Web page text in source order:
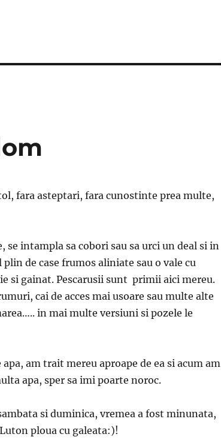
fara asteptari, fara cunostinte prea multe,
se intampla sa cobori sau sa urci un deal si in
de case frumos aliniate sau o vale cu
si gainat. Pescarusii sunt primii aici mereu.
cai de acces mai usoare sau multe alte
in mai multe versiuni si pozele le
am trait mereu aproape de ea si acum am
apa, sper sa imi poarte noroc.
si duminica, vremea a fost minunata,
ploua cu galeata:)!